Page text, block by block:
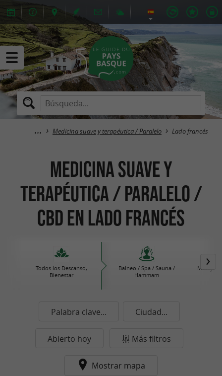
Medicina suave y terapéutica / Paralelo Lado francés
Medicina suave y
terapéutica / Paralelo /
CBD en Lado francés
Todos los Descanso,
Bienestar
Balneo / Spa / Sauna /
Hammam
Masajes
Palabra clave... Ciudad...
Abierto hoy Más filtros
Mostrar mapa